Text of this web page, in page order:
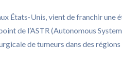
États-Unis, vient de franchir une
de l’ASTR (Autonomous
de tumeurs dans des